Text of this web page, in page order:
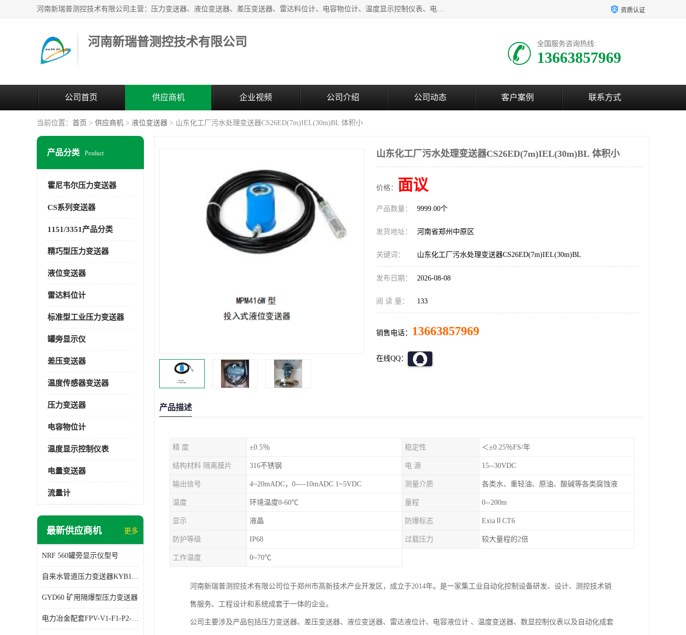
河南新瑞普测控技术有限公司主营：压力变送器、液位变送器、差压变送器、雷达料位计、电容物位计、温度显示控制仪表、电量变送器、流量计、工业自动化系统成套设备。 资质认证
河南新瑞普测控技术有限公司 全国服务咨询热线:
13663857969
公司首页 供应商机 企业视频 公司介绍 公司动态 客户案例 联系方式
当前位置： 首页 > 供应商机 > 液位变送器 > 山东化工厂污水处理变送器CS26ED(7m)IEL(30m)BL 体积小
产品分类 Product
霍尼韦尔压力变送器
CS系列变送器
1151/3351产品分类
精巧型压力变送器
液位变送器
雷达料位计
标准型工业压力变送器
罐旁显示仪
差压变送器
温度传感器变送器
压力变送器
电容物位计
温度显示控制仪表
电量变送器
流量计
最新供应商机 更多
NRF 560罐旁显示仪型号
自来水管道压力变送器KYB11G03M2型号 使用方便
GYD60 矿用隔爆型压力变送器
电力冶金配套FPV-V1-F1-P2-03电压变送器
山东化工厂污水处理变送器CS26ED(7m)IEL(30m)BL 体积小
价格： 面议
产品数量： 9999.00个
发货地址： 河南省郑州中原区
关键词： 山东化工厂污水处理变送器CS26ED(7m)IEL(30m)BL
发布日期： 2026-08-08
阅 读 量： 133
销售电话： 13663857969
在线QQ：
产品描述
精 度 ±0.5％ 稳定性 ＜±0.25％FS/年
结构材料 隔离膜片 316不锈钢 电 源 15--30VDC
输出信号 4~20mADC，0----10mADC 1~5VDC 测量介质 各类水、重轻油、原油、酸碱等各类腐蚀液
温度 环境温度0-60℃ 量程 0--200m
显示 液晶 防爆标志 ExiaⅡCT6
防护等级 IP68 过载压力 较大量程的2倍
工作温度 0~70℃
河南新瑞普测控技术有限公司位于郑州市高新技术产业开发区，成立于2014年。是一家集工业自动化控制设备研发、设计、测控技术销
售服务、工程设计和系统成套于一体的企业。
公司主要涉及产品包括压力变送器、差压变送器、液位变送器、雷达液位计、电容液位计 、温度变送器、数显控制仪表以及自动化成套